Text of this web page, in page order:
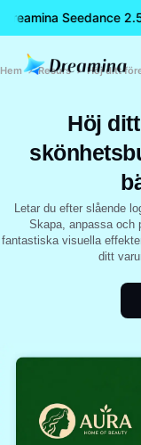
Seedance
Hem Resurs
Höj
Letar du efter slående
Skapa, anpassa och
fantastiska visuella
ditt